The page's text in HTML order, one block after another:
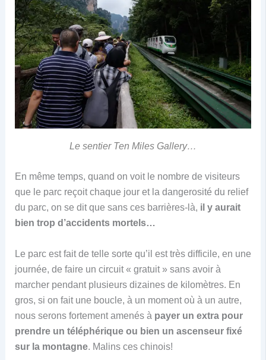
Le sentier Ten Miles Gallery…
En même temps, quand on voit le nombre de visiteurs
que le parc reçoit chaque jour et la dangerosité du relief
du parc, on se dit que sans ces barrières-là, il y aurait
bien trop d’accidents mortels…
Le parc est fait de telle sorte qu’il est très difficile, en une
journée, de faire un circuit « gratuit » sans avoir à
marcher pendant plusieurs dizaines de kilomètres. En
gros, si on fait une boucle, à un moment où à un autre,
nous serons fortement amenés à payer un extra pour
prendre un téléphérique ou bien un ascenseur fixé
sur la montagne. Malins ces chinois!